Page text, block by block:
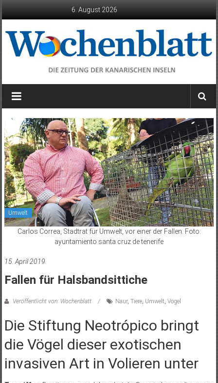
6. August 2026
Wochenblatt
die
Kanarischen
Inseln
Umwelt
Carlos Correa, Stadtrat für Umwelt, vor einer der Fallen. Foto:
ayuntamiento santa cruz de tenerife
15. April 2019
Fallen für Halsbandsittiche
Veröffentlicht von: Wochenblatt Naur, Tiere, Umwelt, Vögel
Die Stiftung Neotrópico bringt
die Vögel dieser exotischen
invasiven Art in Volieren unter